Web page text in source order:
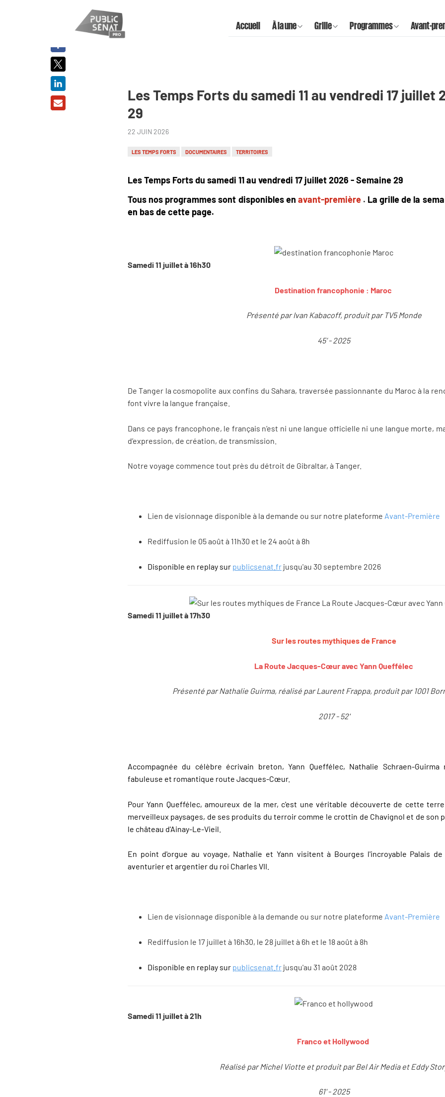
Accueil À la une Grille Programmes Avant-
Les Temps Forts du samedi 11 au vendredi 17 juillet
29
22 JUIN 2026
LES TEMPS FORTS DOCUMENTAIRES TERRITOIRES
Les Temps Forts du samedi 11 au vendredi 17 juillet 2026 - Semaine 29
Tous nos programmes sont disponibles en avant-première . La grille de la
en bas de cette page.
Samedi 11 juillet à 16h30
Destination francophonie : Maroc
Présenté par Ivan Kabacoff, produit par TV5 Monde
45’ - 2025
De Tanger la cosmopolite aux confins du Sahara, traversée passionnante du Maroc à la
font vivre la langue française.
Dans ce pays francophone, le français n’est ni une langue officielle ni une langue morte,
d’expression, de création, de transmission.
Notre voyage commence tout près du détroit de Gibraltar, à Tanger.
Lien de visionnage disponible à la demande ou sur notre plateforme Avant-Première
Rediffusion le 05 août à 11h30 et le 24 août à 8h
Disponible en replay sur publicsenat.fr jusqu'au 30 septembre 2026
Samedi 11 juillet à 17h30
Sur les routes mythiques de France
La Route Jacques-Cœur avec Yann Queffélec
Présenté par Nathalie Guirma, réalisé par Laurent Frappa, produit par 1001
2017 - 52'
Accompagnée du célèbre écrivain breton, Yann Queffélec, Nathalie Schraen-
fabuleuse et romantique route Jacques-Cœur.
Pour Yann Queffélec, amoureux de la mer, c'est une véritable découverte de cette
merveilleux paysages, de ses produits du terroir comme le crottin de Chavignol et de son
le château d'Ainay-Le-Vieil.
En point d'orgue au voyage, Nathalie et Yann visitent à Bourges l'incroyable Palais
aventurier et argentier du roi Charles VII.
Lien de visionnage disponible à la demande ou sur notre plateforme Avant-Première
Rediffusion le 17 juillet à 16h30, le 28 juillet à 6h et le 18 août à 8h
Disponible en replay sur publicsenat.fr jusqu'au 31 août 2028
Samedi 11 juillet à 21h
Franco et Hollywood
Réalisé par Michel Viotte et produit par Bel Air Media et Eddy
61' - 2025